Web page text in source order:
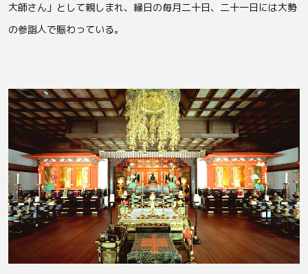
大師さん」として親しまれ、縁日の毎月二十日、二十一日には大勢
の参詣人で賑わっている。